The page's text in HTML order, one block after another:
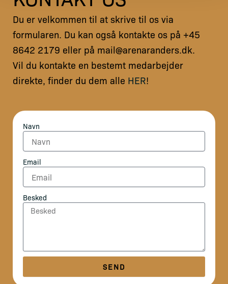
Du er velkommen til at skrive til os via
formularen. Du kan også kontakte os på +45
8642 2179 eller på mail@arenaranders.dk.
Vil du kontakte en bestemt medarbejder
direkte, finder du dem alle HER!
Navn
Email
Besked
SEND